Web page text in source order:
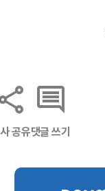
공유댓글 쓰기